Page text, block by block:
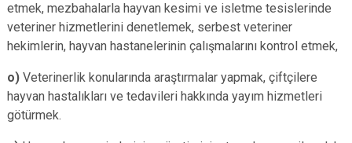
etmek, mezbahalarla hayvan kesimi ve isletme tesislerinde
veteriner hizmetlerini denetlemek, serbest veteriner
hekimlerin, hayvan hastanelerinin çalışmalarını kontrol etmek,
o) Veterinerlik konularında araştırmalar yapmak, çiftçilere
hayvan hastalıkları ve tedavileri hakkında yayım hizmetleri
götürmek.